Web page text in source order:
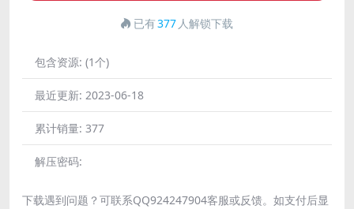
已有377 人解锁下载
包含资源: (1个)
最近更新: 2023-06-18
累计销量: 377
解压密码:
下载遇到问题？可联系QQ924247904客服或反馈。如支付后显